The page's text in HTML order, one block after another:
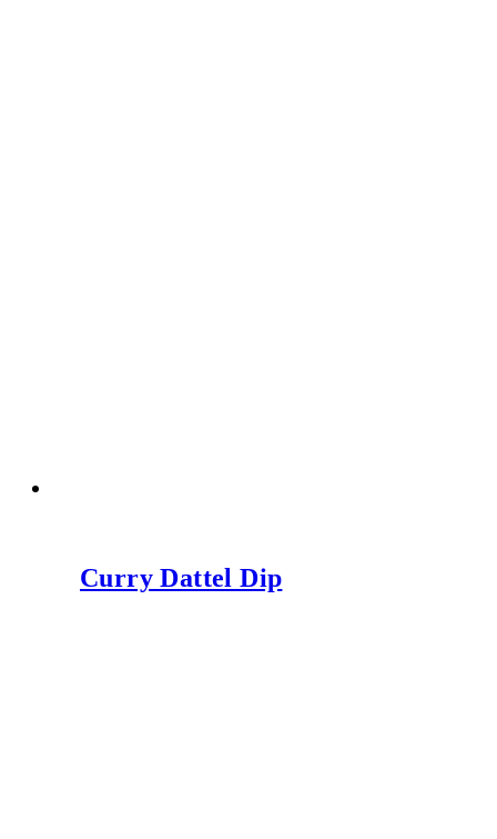
Curry Dattel Dip